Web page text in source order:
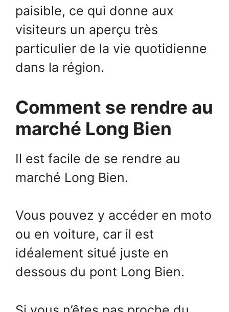
paisible, ce qui donne aux
visiteurs un aperçu très
particulier de la vie quotidienne
dans la région.
Comment se rendre au
marché Long Bien
Il est facile de se rendre au
marché Long Bien.
Vous pouvez y accéder en moto
ou en voiture, car il est
idéalement situé juste en
dessous du pont Long Bien.